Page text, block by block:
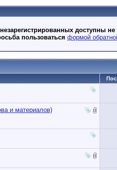
доступны
пользоваться формой
и материалов)